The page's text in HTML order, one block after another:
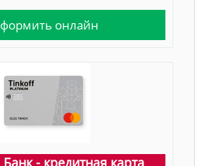
онлайн
- кредитная карта